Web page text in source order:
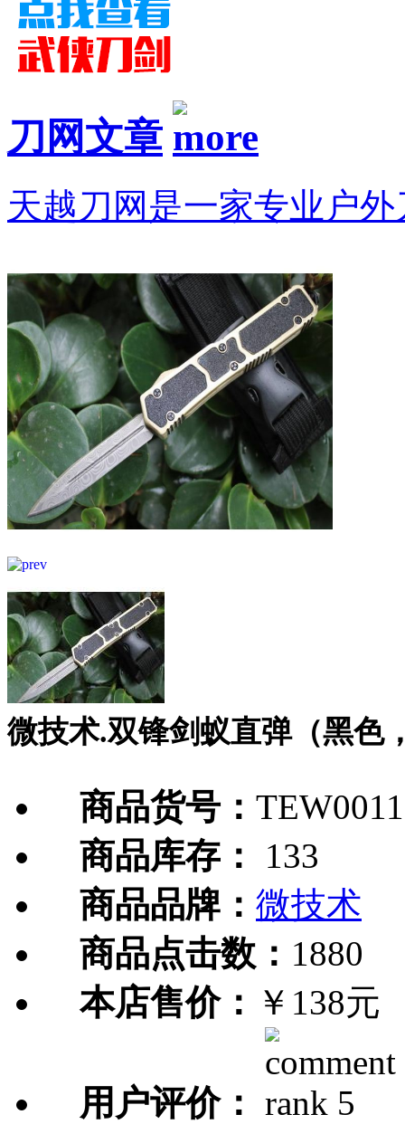
刀网文章
天越刀网是一家专业户
微技术.双锋剑蚁直弹（黑色
商品货号：
商品库存：
133
商品品牌： 微技术
商品点击数： 1880
本店售价： ￥138元
用户评价：